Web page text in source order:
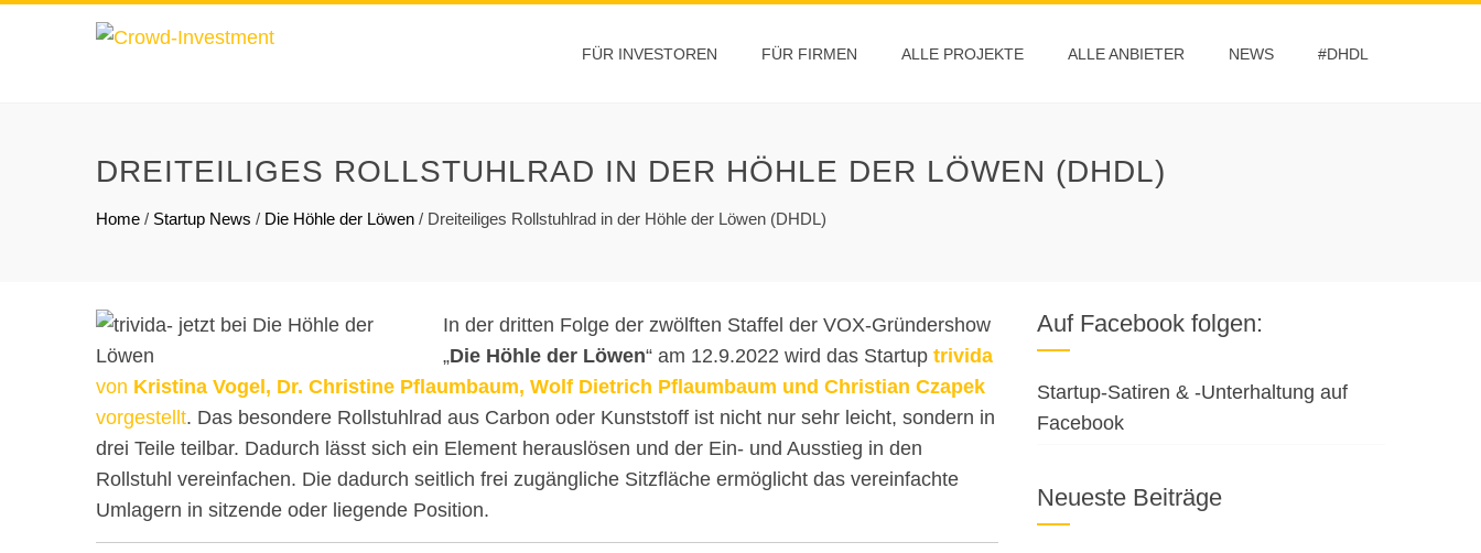
FÜR INVESTOREN FÜR FIRMEN ALLE PROJEKTE ALLE ANBIETER NEWS #DHDL
DREITEILIGES ROLLSTUHLRAD IN DER HÖHLE DER LÖWEN (DHDL)
Home / Startup News / Die Höhle der Löwen / Dreiteiliges Rollstuhlrad in der Höhle der Löwen (DHDL)
In der dritten Folge der zwölften Staffel der VOX-Gründershow
„Die Höhle der Löwen“ am 12.9.2022 wird das Startup trivida
von Kristina Vogel, Dr. Christine Pflaumbaum, Wolf Dietrich Pflaumbaum und Christian Czapek
vorgestellt. Das besondere Rollstuhlrad aus Carbon oder Kunststoff ist nicht nur sehr leicht, sondern in
drei Teile teilbar. Dadurch lässt sich ein Element herauslösen und der Ein- und Ausstieg in den
Rollstuhl vereinfachen. Die dadurch seitlich frei zugängliche Sitzfläche ermöglicht das vereinfachte
Umlagern in sitzende oder liegende Position.
Auf Facebook folgen:
Startup-Satiren & -Unterhaltung auf
Facebook
Neueste Beiträge